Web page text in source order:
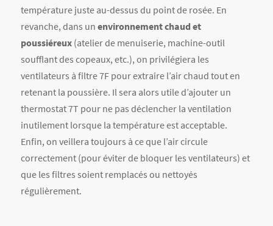
température juste au-dessus du point de rosée. En
revanche, dans un environnement chaud et
poussiéreux (atelier de menuiserie, machine-outil
soufflant des copeaux, etc.), on privilégiera les
ventilateurs à filtre 7F pour extraire l’air chaud tout en
retenant la poussière. Il sera alors utile d’ajouter un
thermostat 7T pour ne pas déclencher la ventilation
inutilement lorsque la température est acceptable.
Enfin, on veillera toujours à ce que l’air circule
correctement (pour éviter de bloquer les ventilateurs) et
que les filtres soient remplacés ou nettoyés
régulièrement.